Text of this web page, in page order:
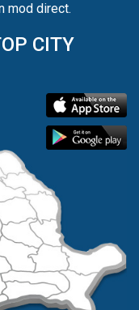
mod direct.
CITY